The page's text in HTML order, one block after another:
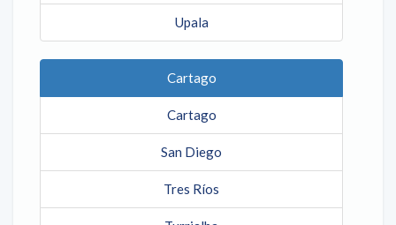
Upala
Cartago
Cartago
San Diego
Tres Ríos